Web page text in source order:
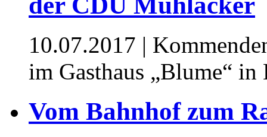
10.07.2017 |
im Gasthaus „Blume“ in
Vom Bahnhof zum